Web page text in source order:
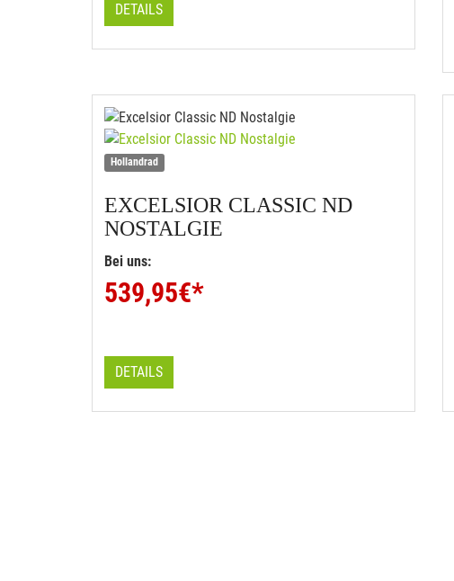
DETAILS
Hollandrad
EXCELSIOR CLASSIC ND
NOSTALGIE
Bei uns:
539,95€*
DETAILS